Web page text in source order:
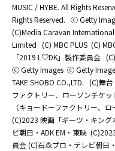
MUSIC / HYBE. All Rights
Rights Reserved. ⓒ Getty
(C)Media Caravan
Limited (C) MBC PLUS (C)
「2019 L♡DK」製作委員会
ⓒ Getty Images ⓒ Getty
TAKE SHOBO CO.,LTD. (C)舞
ファクトリー、ローソンチケッ
（キョードーファクトリー、ロ
(C)2023 映画「ギーツ・キン
ビ朝日・ADK EM・東映
員会 (C)石森プロ・テレビ朝日